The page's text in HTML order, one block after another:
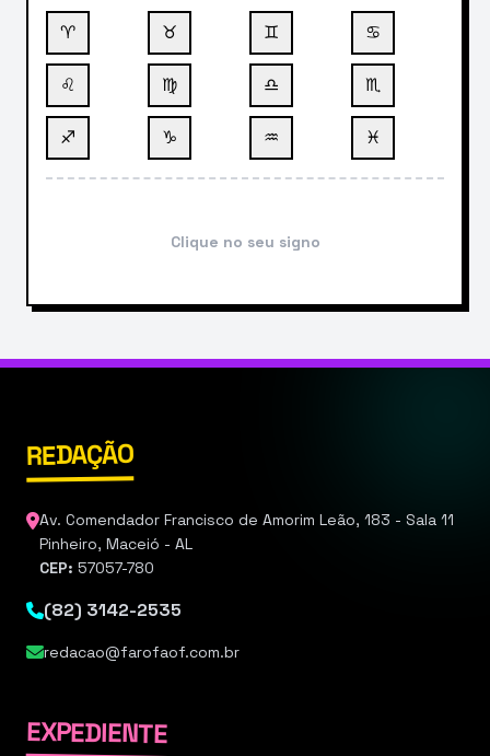
♈ ♉ ♊ ♋
♌ ♍ ♎ ♏
♐ ♑ ♒ ♓
Clique no seu signo
REDAÇÃO
Av. Comendador Francisco de Amorim Leão, 183 - Sala 11
Pinheiro, Maceió - AL
CEP: 57057-780
(82) 3142-2535
redacao@farofaof.com.br
EXPEDIENTE